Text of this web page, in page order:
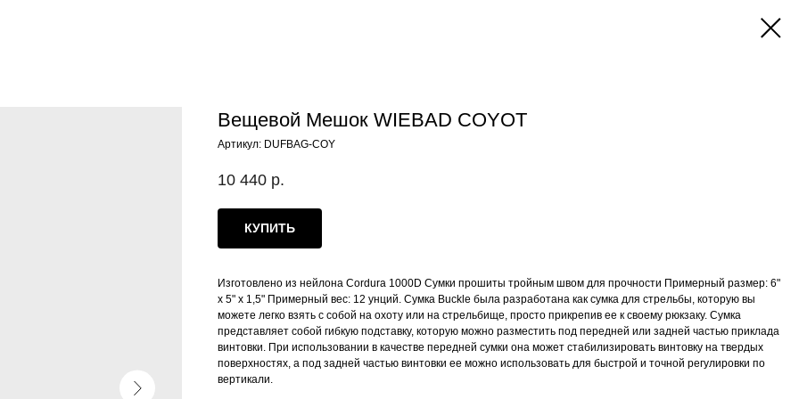
Вещевой Мешок WIEBAD COYOT
Артикул: DUFBAG-COY
10 440 р.
КУПИТЬ
Изготовлено из нейлона Cordura 1000D Сумки прошиты тройным швом для прочности Примерный размер: 6"
x 5" x 1,5" Примерный вес: 12 унций. Сумка Buckle была разработана как сумка для стрельбы, которую вы
можете легко взять с собой на охоту или на стрельбище, просто прикрепив ее к своему рюкзаку. Сумка
представляет собой гибкую подставку, которую можно разместить под передней или задней частью приклада
винтовки. При использовании в качестве передней сумки она может стабилизировать винтовку на твердых
поверхностях, а под задней частью винтовки ее можно использовать для быстрой и точной регулировки по
вертикали.